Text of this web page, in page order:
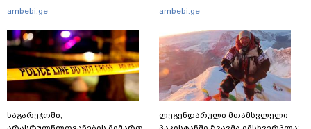
ambebi.ge
საგარეჯოში,
ბოლო ცნობები სეუტადან,
გასვლის ეშინიათ
ambebi.ge
ლეგენდარული მთამსვლელი